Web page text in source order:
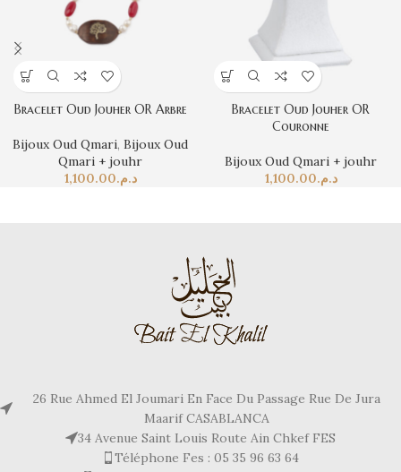
Bracelet Oud Jouher OR Arbre
Bijoux Oud Qmari, Bijoux Oud
Qmari + jouhr
د.م.1,100.00
Bracelet Oud Jouher OR
Couronne
Bijoux Oud Qmari + jouhr
د.م.1,100.00
26 Rue Ahmed El Joumari En Face Du Passage Rue De Jura
Maarif CASABLANCA
34 Avenue Saint Louis Route Ain Chkef FES
Téléphone Fes : 05 35 96 63 64